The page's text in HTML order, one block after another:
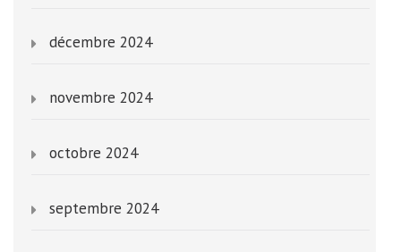
décembre 2024
novembre 2024
octobre 2024
septembre 2024